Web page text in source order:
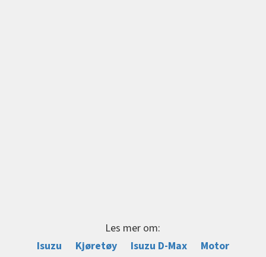
Les mer om:
Isuzu
Kjøretøy Isuzu D-Max Motor